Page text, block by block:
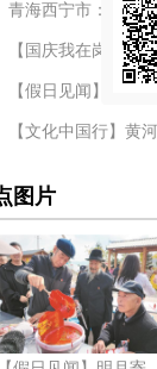
青海西宁市：中秋
【国庆我在岗】“
【假日见闻】青海
【文化中国行】
图片